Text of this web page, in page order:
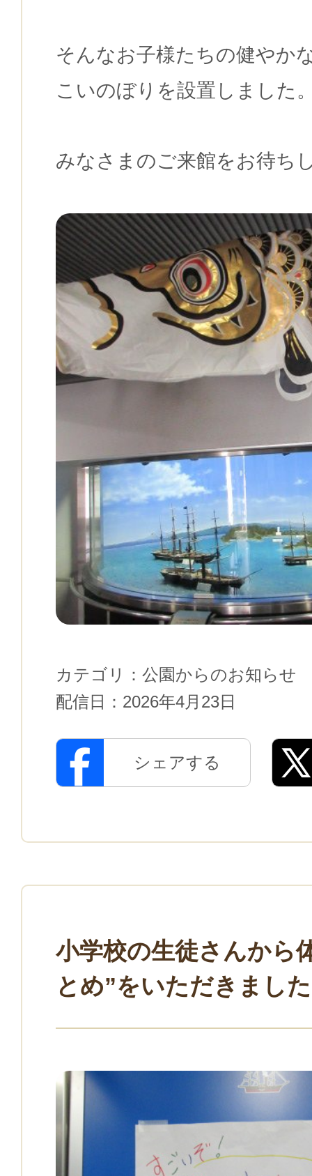
そんなお子様たちの健やか
こいのぼりを設置しました
みなさまのご来館をお待ち
カテゴリ： 公園からのお知らせ
配信日： 2026年4月23日
シェアする
小学校の生徒さんから
とめ”をいただきまし